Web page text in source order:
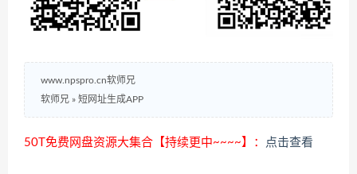
www.npspro.cn软师兄
软师兄 » 短网址生成APP
50T免费网盘资源大集合【持续更中~~~~】： 点击查看